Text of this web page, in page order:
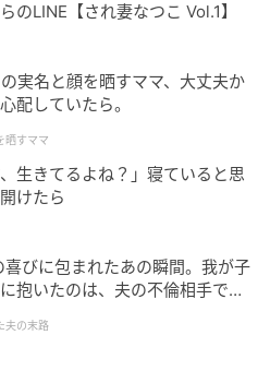
ドならではの、絶妙なピン
のLINE【され妻なつこ Vol.1】
実名と顔を晒すママ、大丈夫か
配していたら。
晒すママ
生きてるよね？」寝ていると思
けたら
びに包まれたあの瞬間。我が子
抱いたのは、夫の不倫相手でし
夫の末路